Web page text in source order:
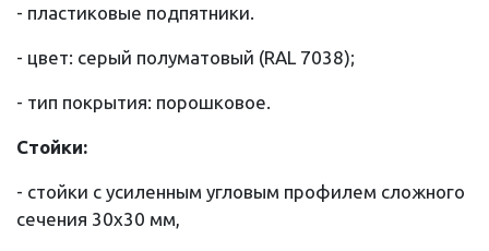
- пластиковые подпятники.
- цвет: серый полуматовый (RAL 7038);
- тип покрытия: порошковое.
Стойки:
- стойки с усиленным угловым профилем сложного
сечения 30х30 мм,